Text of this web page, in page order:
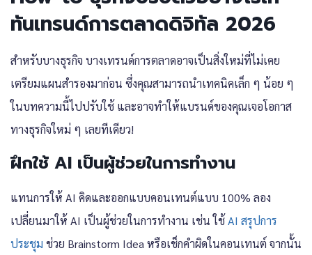
ทันเทรนด์การตลาดดิจิทัล 2026
สำหรับบางธุรกิจ บางเทรนด์การตลาดอาจเป็นสิ่งใหม่ที่ไม่เคย
เตรียมแผนสำรองมาก่อน ซึ่งคุณสามารถนำเทคนิคเล็ก ๆ น้อย ๆ
ในบทความนี้ไปปรับใช้ และอาจทำให้แบรนด์ของคุณเจอโอกาส
ทางธุรกิจใหม่ ๆ เลยทีเดียว!
ฝึกใช้ AI เป็นผู้ช่วยในการทำงาน
แทนการให้ AI คิดและออกแบบคอนเทนต์แบบ 100% ลอง
เปลี่ยนมาให้ AI เป็นผู้ช่วยในการทำงาน เช่น ใช้AI สรุปการ
ประชุม ช่วย Brainstorm Idea หรือเช็กคำผิดในคอนเทนต์ จากนั้น